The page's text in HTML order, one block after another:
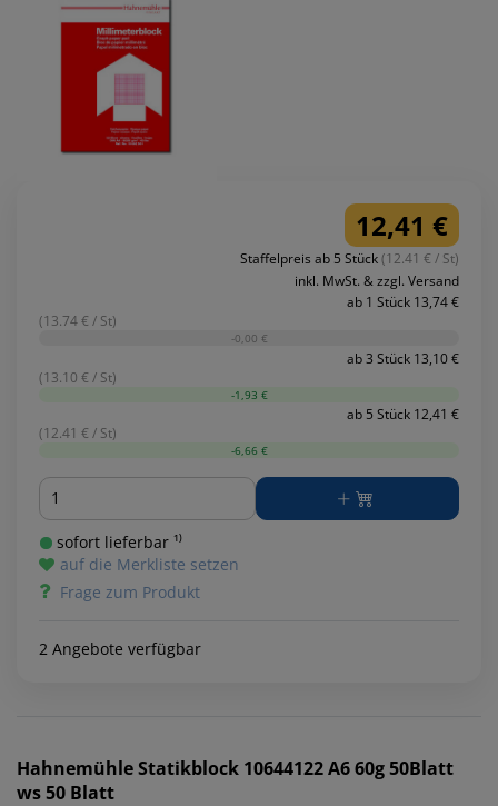
12,41 €
Staffelpreis ab 5 Stück(12.41 € / St)
inkl. MwSt. & zzgl. Versand
ab 1 Stück 13,74 €
(13.74 € / St)
-0,00 €
ab 3 Stück 13,10 €
(13.10 € / St)
-1,93 €
ab 5 Stück 12,41 €
(12.41 € / St)
-6,66 €
Menge
sofort lieferbar ¹⁾
auf die Merkliste setzen
Frage zum Produkt
2 Angebote verfügbar
HahnemühleStatikblock 10644122 A6 60g 50Blatt
ws 50 Blatt